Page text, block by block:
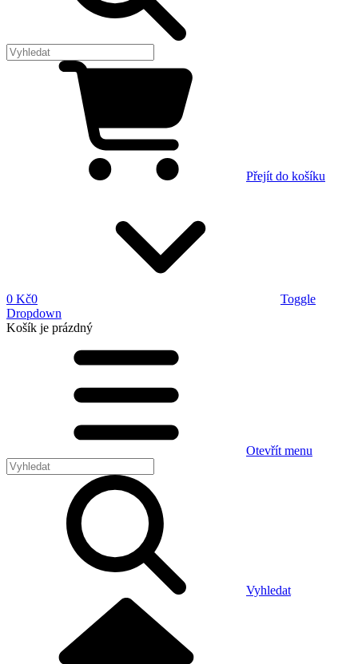
Přejít do košíku
0 Kč0
Toggle
Dropdown
Košík je prázdný
Otevřít menu
Vyhledat